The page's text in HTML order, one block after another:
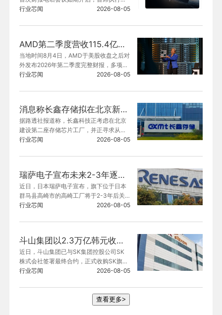
马斯克对外披露公司人工智能算力供应链
英伟达的排他性硬件合作方向。
行业芯闻 2026-08-05
AMD第二季度营收115.4亿美元 同比增长50%
当地时间8月4日，AMD于美股收盘之后对
外发布2026年第二季度完整财报，多项核
心经营指标优于分析师此前给出的预估数
发。
行业芯闻 2026-08-05
消息称长鑫存储拟在北京新建第二座存储芯片工厂
据路透社报道称，长鑫科技正考虑在北京
建设第二座存储芯片工厂，并正寻求从北
京经济技术开发区获得至少6000万元人民
行业芯闻 2026-08-05
瑞萨电子宣布未来2-3年逐步关停高崎工厂
近日，日本瑞萨电子宣布，旗下位于日本
群马县高崎市的高崎工厂将于2-3年后关
闭，同时保留并持续强化该厂区及周边备
半导体等产品，今年已逐步缩减生产品
行业芯闻 2026-08-05
斗山集团以2.3万亿韩元收购SK Siltron 70.61%股份
近日，斗山集团已与SK集团控股公司SK
株式会社签署最终合约，正式收购SK旗下
半导体晶圆制造商SK Siltron。
行业芯闻 2026-08-05
查看更多>